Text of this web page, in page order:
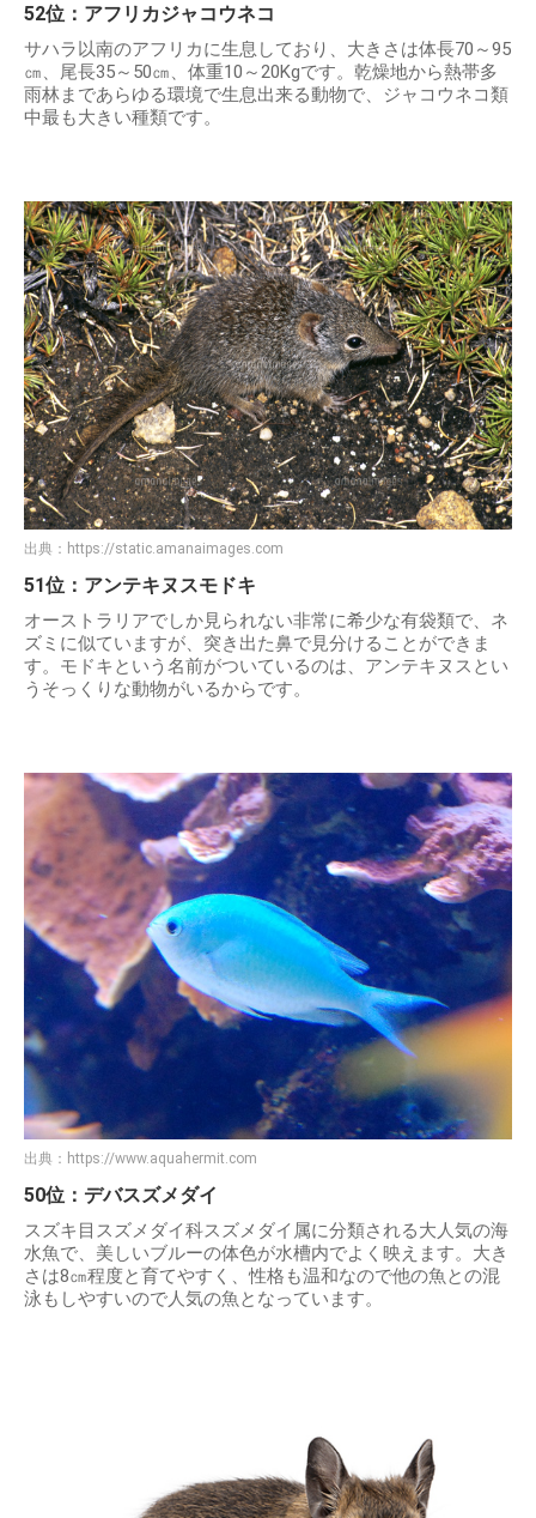
52位：アフリカジャコウネコ
サハラ以南のアフリカに生息しており、大きさは体長70～95
㎝、尾長35～50㎝、体重10～20Kgです。乾燥地から熱帯多
雨林まであらゆる環境で生息出来る動物で、ジャコウネコ類
中最も大きい種類です。
出典： https://static.amanaimages.com
51位：アンテキヌスモドキ
オーストラリアでしか見られない非常に希少な有袋類で、ネ
ズミに似ていますが、突き出た鼻で見分けることができま
す。モドキという名前がついているのは、アンテキヌスとい
うそっくりな動物がいるからです。
出典： https://www.aquahermit.com
50位：デバスズメダイ
スズキ目スズメダイ科スズメダイ属に分類される大人気の海
水魚で、美しいブルーの体色が水槽内でよく映えます。大き
さは8㎝程度と育てやすく、性格も温和なので他の魚との混
泳もしやすいので人気の魚となっています。